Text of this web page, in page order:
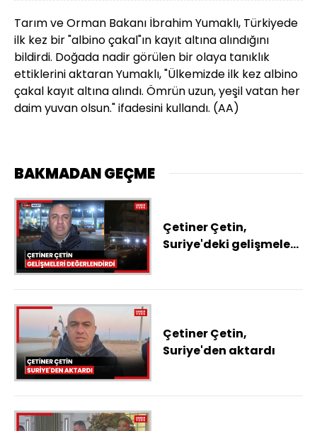
Tarım ve Orman Bakanı İbrahim Yumaklı, Türkiyede
ilk kez bir "albino çakal"ın kayıt altına alındığını
bildirdi. Doğada nadir görülen bir olaya tanıklık
ettiklerini aktaran Yumaklı, "Ülkemizde ilk kez albino
çakal kayıt altına alındı. Ömrün uzun, yeşil vatan her
daim yuvan olsun." ifadesini kullandı. (AA)
BAKMADAN GEÇME
Çetiner Çetin,
Suriye'deki gelişmeleri
Çetiner Çetin,
Suriye'den aktardı